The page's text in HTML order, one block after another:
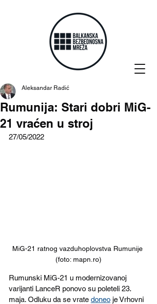
Rumunija: Stari dobri MiG-
21 vraćen u stroj
Aleksandar Radić
27/05/2022
MiG-21 ratnog vazduhoplovstva Rumunije
(foto: mapn.ro)
Rumunski MiG-21 u modernizovanoj
varijanti LanceR ponovo su poleteli 23.
maja. Odluku da se vrate doneo je Vrhovni